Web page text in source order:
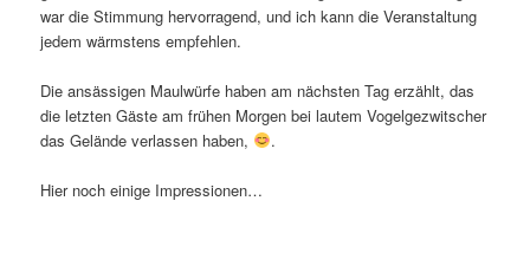
war die Stimmung hervorragend, und ich kann die Veranstaltung
jedem wärmstens empfehlen.
Die ansässigen Maulwürfe haben am nächsten Tag erzählt, das
die letzten Gäste am frühen Morgen bei lautem Vogelgezwitscher
das Gelände verlassen haben,
.
Hier noch einige Impressionen…